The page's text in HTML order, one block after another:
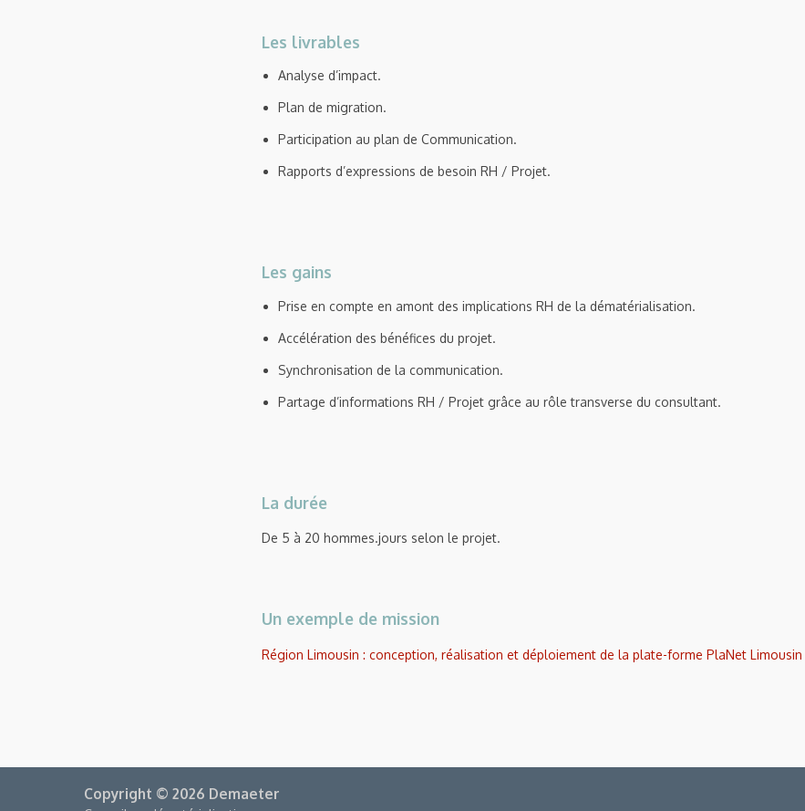
Les livrables
Analyse d’impact.
Plan de migration.
Participation au plan de Communication.
Rapports d’expressions de besoin RH / Projet.
Les gains
Prise en compte en amont des implications RH de la dématérialisation.
Accélération des bénéfices du projet.
Synchronisation de la communication.
Partage d’informations RH / Projet grâce au rôle transverse du consultant.
La durée
De 5 à 20 hommes.jours selon le projet.
Un exemple de mission
Région Limousin : conception, réalisation et déploiement de la plate-forme PlaNet Limousin
Copyright © 2026 Demaeter